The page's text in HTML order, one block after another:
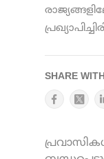
SHARE